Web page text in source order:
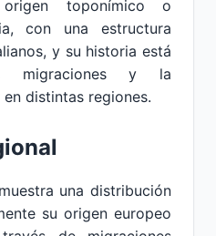
toponímico o
con una estructura
y su historia está
migraciones y la
distintas regiones.
una distribución
su origen europeo